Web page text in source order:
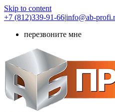
Skip to content
+7 (812)339-91-66|info@ab-
перезвоните мне